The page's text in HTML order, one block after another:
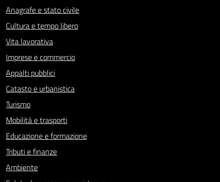
Anagrafe e stato civile
Cultura e tempo libero
Vita lavorativa
Imprese e commercio
Appalti pubblici
Catasto e urbanistica
Turismo
Mobilità e trasporti
Educazione e formazione
Tributi e finanze
Ambiente